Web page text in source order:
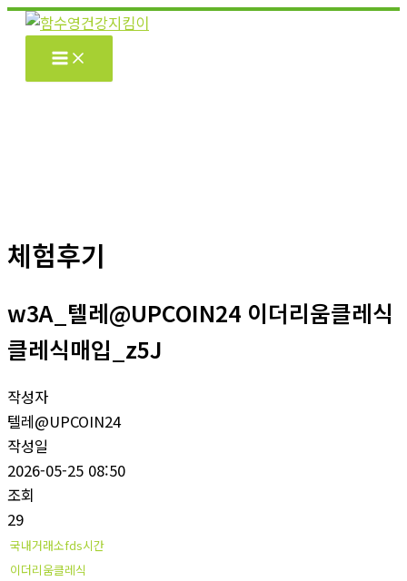
콘
체험후기
w3A_텔레@UPCOIN24 이더리움클레식
클레식매입_z5J
작성자
텔레@UPCOIN24
작성일
2026-05-25 08:50
조회
29
국내거래소fds시간
이더리움클레식